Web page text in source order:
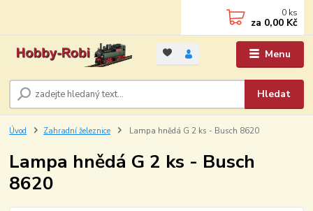
Menu
Hledat
0 ks
za 0,00 Kč
Úvod Zahradní železnice Lampa hnědá G 2 ks - Busch 8620
Lampa hnědá G 2 ks - Busch
8620